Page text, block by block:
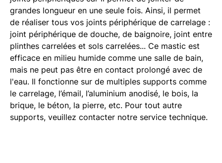
grandes longueur en une seule fois. Ainsi, il permet
de réaliser tous vos joints périphérique de carrelage :
joint périphérique de douche, de baignoire, joint entre
plinthes carrelées et sols carrelées... Ce mastic est
efficace en milieu humide comme une salle de bain,
mais ne peut pas être en contact prolongé avec de
l'eau. Il fonctionne sur de multiples supports comme
le carrelage, l’émail, l’aluminium anodisé, le bois, la
brique, le béton, la pierre, etc. Pour tout autre
supports, veuillez contacter notre service technique.